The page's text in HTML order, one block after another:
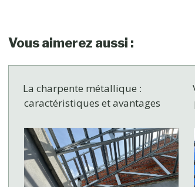
Vous aimerez aussi :
La charpente métallique :
caractéristiques et avantages